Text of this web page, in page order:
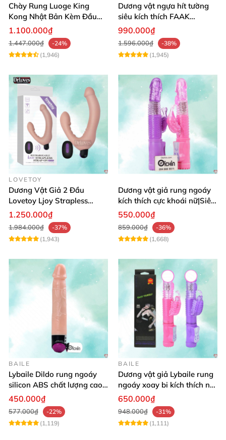
Chày Rung Luoge King
Kong Nhật Bản Kèm Đầu
DV Kích Thích Sâu
1.100.000₫
1.447.000₫
-24%
(1,946)
Dương vật ngựa hít tường
siêu kích thích FAAK
massage hậu môn
990.000₫
1.596.000₫
-38%
(1,945)
LOVETOY
Dương Vật Giả 2 Đầu
Lovetoy Ljoy Strapless
Rung ĐKTX Siêu Mạnh
1.250.000₫
1.984.000₫
-37%
(1,943)
Dương vật giả rung ngoáy
kích thích cực khoái nữ|Siêu
phẩm
550.000₫
859.000₫
-36%
(1,668)
BAILE
Lybaile Dildo rung ngoáy
silicon ABS chất lượng cao
kích thước chuẩn
450.000₫
577.000₫
-22%
(1,119)
BAILE
Dương vật giả Lybaile rung
ngoáy xoay bi kích thích nữ
thủ dâm
650.000₫
948.000₫
-31%
(1,111)